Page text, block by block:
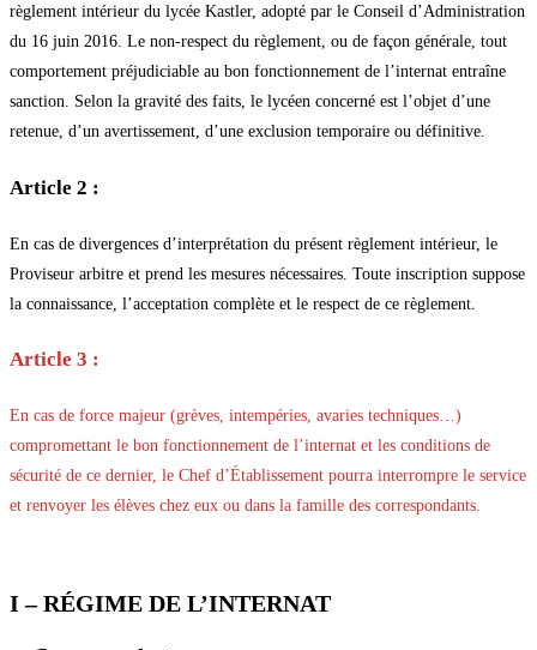
règlement intérieur du lycée Kastler, adopté par le Conseil d’Administration
du 16 juin 2016. Le non-respect du règlement, ou de façon générale, tout
comportement préjudiciable au bon fonctionnement de l’internat entraîne
sanction. Selon la gravité des faits, le lycéen concerné est l’objet d’une
retenue, d’un avertissement, d’une exclusion temporaire ou définitive.
Article 2 :
En cas de divergences d’interprétation du présent règlement intérieur, le
Proviseur arbitre et prend les mesures nécessaires. Toute inscription suppose
la connaissance, l’acceptation complète et le respect de ce règlement.
Article 3 :
En cas de force majeur (grèves, intempéries, avaries techniques…)
compromettant le bon fonctionnement de l’internat et les conditions de
sécurité de ce dernier, le Chef d’Établissement pourra interrompre le service
et renvoyer les élèves chez eux ou dans la famille des correspondants.
I – RÉGIME DE L’INTERNAT